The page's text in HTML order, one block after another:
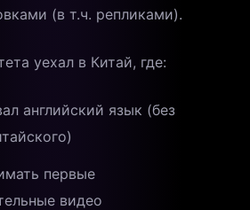
(в т.ч. репликами).
уехал в Китай, где:
английский язык (без
первые
видео